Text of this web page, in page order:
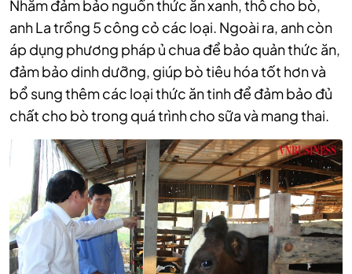
Nhằm đảm bảo nguồn thức ăn xanh, thô cho bò,
anh La trồng 5 công cỏ các loại. Ngoài ra, anh còn
áp dụng phương pháp ủ chua để bảo quản thức ăn,
đảm bảo dinh dưỡng, giúp bò tiêu hóa tốt hơn và
bổ sung thêm các loại thức ăn tinh để đảm bảo đủ
chất cho bò trong quá trình cho sữa và mang thai.